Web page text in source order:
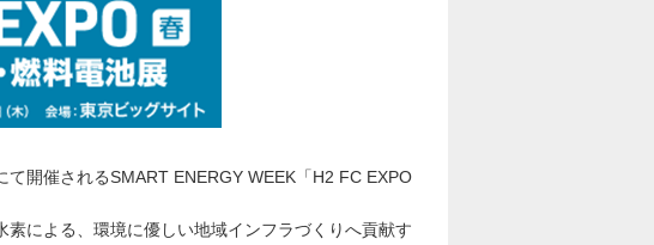
開催されるSMART ENERGY WEEK「H2 FC EXPO
による、環境に優しい地域インフラづくりへ貢献す